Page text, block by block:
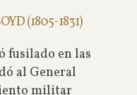
(1805-1831)
fusilado en las
al General
militar